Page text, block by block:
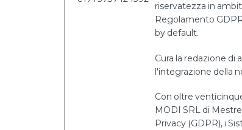
riservatezza in
Regolamento
by default.
Cura la redazione di
l'integrazione della
Con oltre
MODI SRL di
Privacy (GDPR), i